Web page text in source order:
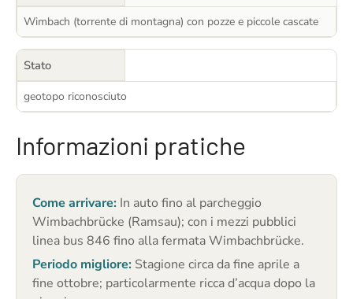
Wimbach (torrente di montagna) con pozze e piccole cascate
Stato
geotopo riconosciuto
Informazioni pratiche
Come arrivare: In auto fino al parcheggio
Wimbachbrücke (Ramsau); con i mezzi pubblici
linea bus 846 fino alla fermata Wimbachbrücke.
Periodo migliore: Stagione circa da fine aprile a
fine ottobre; particolarmente ricca d’acqua dopo la